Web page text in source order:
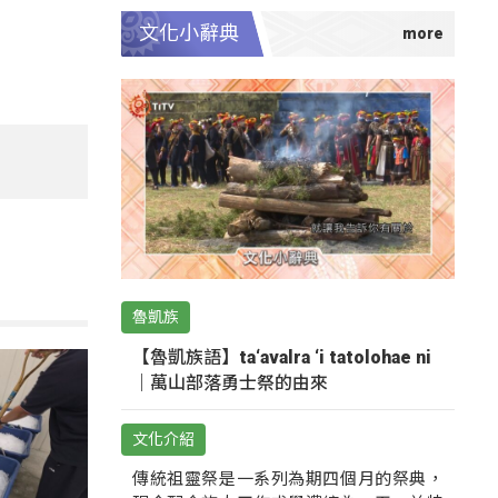
文化小辭典
魯凱族
【魯凱族語】ta‘avalra ‘i tatolohae ni
｜萬山部落勇士祭的由來
文化介紹
傳統祖靈祭是一系列為期四個月的祭典，